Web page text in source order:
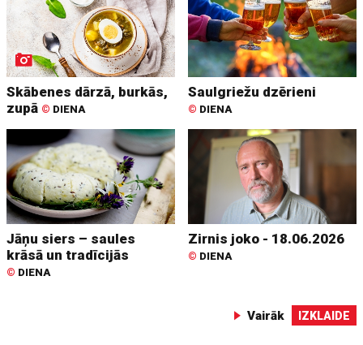
Skābenes dārzā, burkās,
zupā © DIENA
Saulgriežu dzērieni
© DIENA
Jāņu siers – saules
krāsā un tradīcijās
© DIENA
Zirnis joko - 18.06.2026
© DIENA
Vairāk IZKLAIDE